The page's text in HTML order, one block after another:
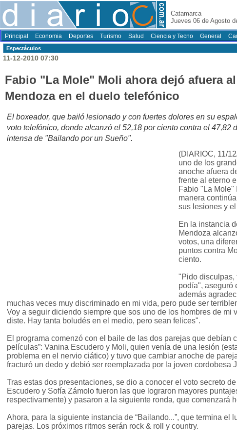
Catamarca
Jueves 06 de Agosto
Principal Economia Deportes Turismo Salud Ciencia y Tecno General
Espectáculos
11-12-2010 07:30
Fabio "La Mole" Moli ahora dejó afuera
Mendoza en el duelo telefónico
El boxeador, que bailó lesionado y con fuertes dolores en su
voto telefónico, donde alcanzó el 52,18 por ciento contra el 47,82
intensa de "Bailando por un Sueño".
(DIARIOC, 11/
uno de los
anoche afuera
frente al eterno
Fabio "La Mole"
manera
sus lesiones y
En la instancia
Mendoza
votos, una
puntos contra
ciento.
"Pido disculpas,
podía", aseguró
además
muchas veces muy discriminado en mi vida, pero pude ser
Voy a seguir diciendo siempre que sos uno de los hombres de mi
diste. Hay tanta boludés en el medio, pero sean felices".
El programa comenzó con el baile de las dos parejas que debían
películas”: Vanina Escudero y Moli, quien venía de una lesión
problema en el nervio ciático) y tuvo que cambiar anoche de
fracturó un dedo y debió ser reemplazada por la joven cordobesa
Tras estas dos presentaciones, se dio a conocer el voto secreto
Escudero y Sofía Zámolo fueron las que lograron mayores
respectivamente) y pasaron a la siguiente ronda, que comenzará
Ahora, para la siguiente instancia de “Bailando...”, que termina el
parejas. Los próximos ritmos serán rock & roll y country.